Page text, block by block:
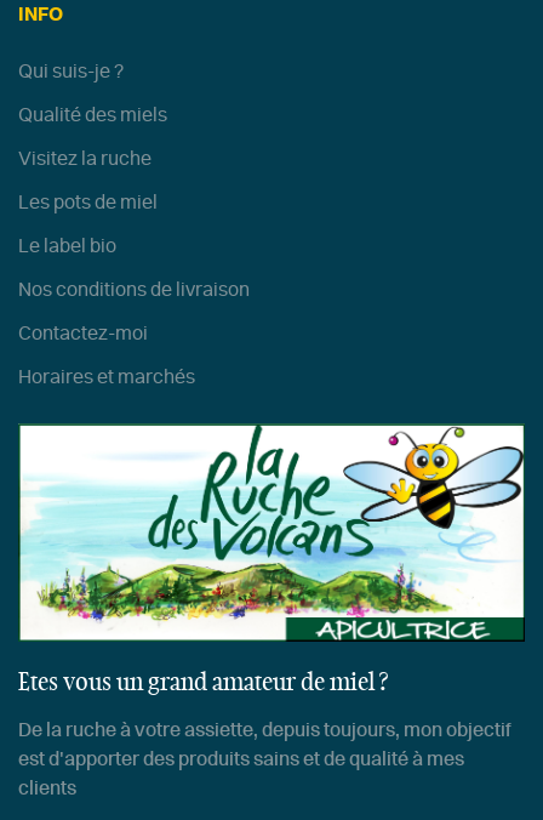
INFO
Qui suis-je ?
Qualité des miels
Visitez la ruche
Les pots de miel
Le label bio
Nos conditions de livraison
Contactez-moi
Horaires et marchés
Etes vous un grand amateur de miel ?
De la ruche à votre assiette, depuis toujours, mon objectif
est d'apporter des produits sains et de qualité à mes
clients